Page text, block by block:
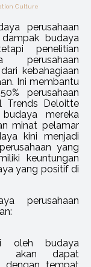
Culture
perusahaan
budaya
penelitian
perusahaan
kebahagiaan
Ini membantu
perusahaan
Trends Deloitte
mereka
minat pelamar
kini menjadi
yang
keuntungan
yang positif di
perusahaan
oleh budaya
akan dapat